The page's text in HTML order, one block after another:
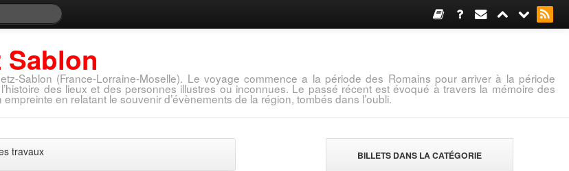
Sablon (France-Lorraine-Moselle). Le voyage commence a la période des Romains pour arriver à la période
des lieux et des personnes illustres ou inconnues. Le passé récent est évoqué à travers la mémoire des
en relatant le souvenir d’évènements de la région, tombés dans l’oubli.
travaux BILLETS DANS LA CATÉGORIE